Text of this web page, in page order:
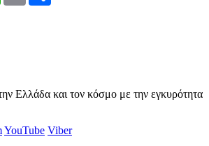
Ελλάδα και τον κόσμο με την εγκυρότητα
YouTube Viber